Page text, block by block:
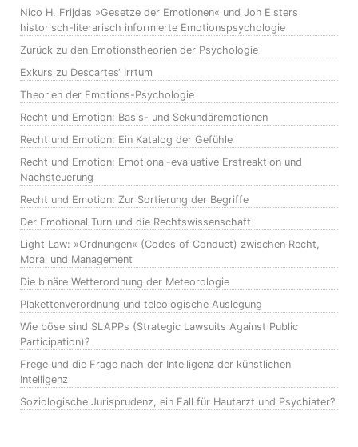
Nico H. Frijdas »Gesetze der Emotionen« und Jon Elsters
historisch-literarisch informierte Emotionspsychologie
Zurück zu den Emotionstheorien der Psychologie
Exkurs zu Descartes‘ Irrtum
Theorien der Emotions-Psychologie
Recht und Emotion: Basis- und Sekundäremotionen
Recht und Emotion: Ein Katalog der Gefühle
Recht und Emotion: Emotional-evaluative Erstreaktion und
Nachsteuerung
Recht und Emotion: Zur Sortierung der Begriffe
Der Emotional Turn und die Rechtswissenschaft
Light Law: »Ordnungen« (Codes of Conduct) zwischen Recht,
Moral und Management
Die binäre Wetterordnung der Meteorologie
Plakettenverordnung und teleologische Auslegung
Wie böse sind SLAPPs (Strategic Lawsuits Against Public
Participation)?
Frege und die Frage nach der Intelligenz der künstlichen
Intelligenz
Soziologische Jurisprudenz, ein Fall für Hautarzt und Psychiater?